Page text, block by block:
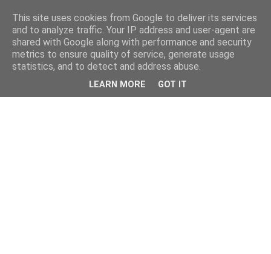
This site uses cookies from Google to deliver its services
and to analyze traffic. Your IP address and user-agent are
shared with Google along with performance and security
metrics to ensure quality of service, generate usage
statistics, and to detect and address abuse.
LEARN MORE GOT IT